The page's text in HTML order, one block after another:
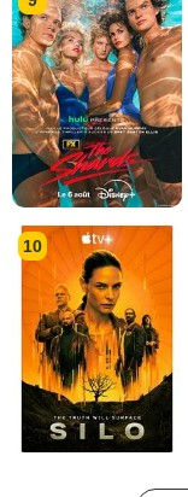
10